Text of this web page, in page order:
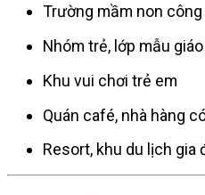
Trường mầm non
Nhóm trẻ, lớp mẫu
Khu vui chơi trẻ em
Quán café, nhà hàng
Resort, khu du lịch gia